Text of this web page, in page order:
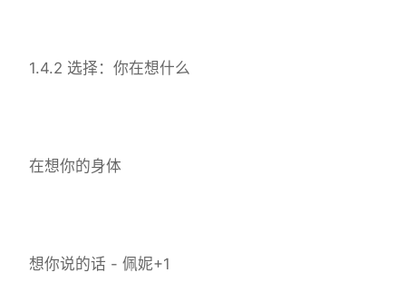
1.4.2 选择：你在想什么
在想你的身体
想你说的话 - 佩妮+1